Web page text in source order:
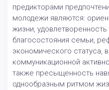
предикторами
молодежи являются:
жизни,
благосостояния семьи,
экономического статуса,
коммуникационной
также пресыщенность
однообразным ритмом